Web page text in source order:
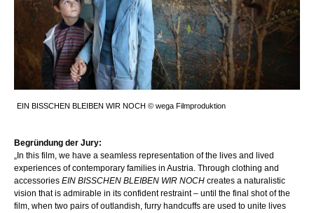
EIN BISSCHEN BLEIBEN WIR NOCH © wega Filmproduktion
Begründung der Jury:
„In this film, we have a seamless representation of the lives and lived
experiences of contemporary families in Austria. Through clothing and
accessories EIN BISSCHEN BLEIBEN WIR NOCH creates a naturalistic
vision that is admirable in its confident restraint – until the final shot of the
film, when two pairs of outlandish, furry handcuffs are used to unite lives